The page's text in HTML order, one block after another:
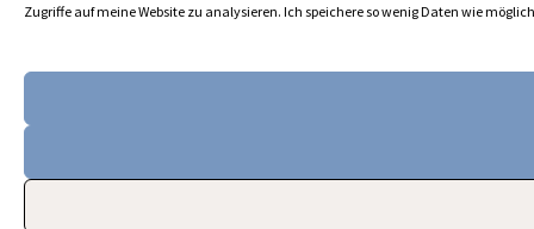
Zugriffe auf meine Website zu analysieren. Ich speichere so wenig Daten wie